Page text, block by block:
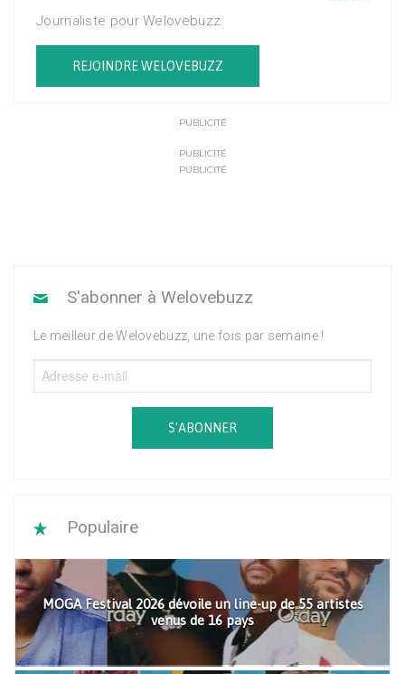
Journaliste pour Welovebuzz.
REJOINDRE WELOVEBUZZ
PUBLICITÉ
PUBLICITÉ
PUBLICITÉ
S'abonner à Welovebuzz
Le meilleur de Welovebuzz, une fois par semaine !
S'ABONNER
Populaire
MOGA Festival 2026 dévoile un line-up de 55 artistes
venus de 16 pays